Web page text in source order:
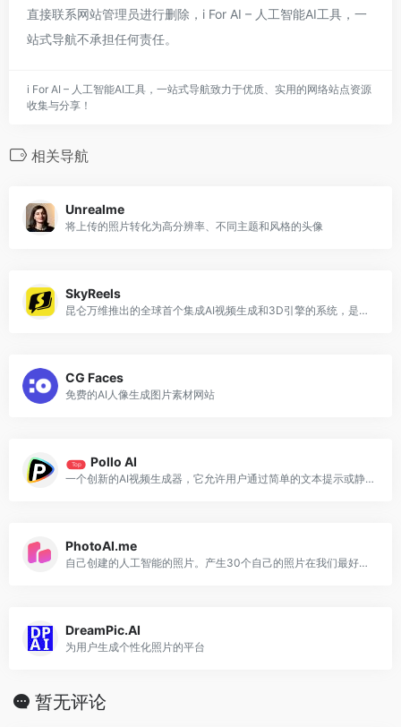
直接联系网站管理员进行删除，i For AI – 人工智能AI工具，一
站式导航不承担任何责任。
i For AI – 人工智能AI工具，一站式导航致力于优质、实用的网络站点资源
收集与分享！
相关导航
Unrealme
将上传的照片转化为高分辨率、不同主题和风格的头像
SkyReels
昆仑万维推出的全球首个集成AI视频生成和3D引擎的系统，是一个AI短剧创作平台
CG Faces
免费的AI人像生成图片素材网站
Top Pollo AI
一个创新的AI视频生成器，它允许用户通过简单的文本提示或静态图片，快速生成具有特定风格和内容的视频
PhotoAI.me
自己创建的人工智能的照片。产生30个自己的照片在我们最好的艺术风格。
DreamPic.AI
为用户生成个性化照片的平台
暂无评论